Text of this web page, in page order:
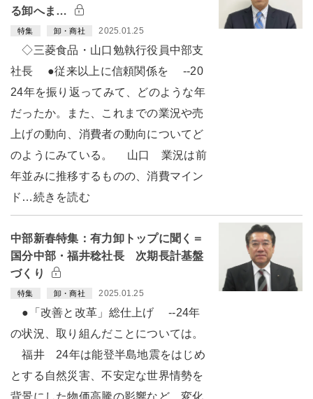
る卸へま…
特集 卸・商社 2025.01.25
◇三菱食品・山口勉執行役員中部支
社長 ●従来以上に信頼関係を --20
24年を振り返ってみて、どのような年
だったか。また、これまでの業況や売
上げの動向、消費者の動向についてど
のようにみている。 山口 業況は前
年並みに推移するものの、消費マイン
ド…続きを読む
中部新春特集：有力卸トップに聞く＝
国分中部・福井稔社長 次期長計基盤
づくり
特集 卸・商社 2025.01.25
●「改善と改革」総仕上げ --24年
の状況、取り組んだことについては。
福井 24年は能登半島地震をはじめ
とする自然災害、不安定な世界情勢を
背景にした物価高騰の影響など、変化